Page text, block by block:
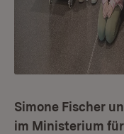
Simone Fischer
im Ministerium